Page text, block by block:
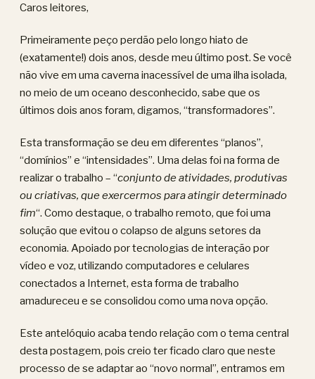
Caros leitores,
Primeiramente peço perdão pelo longo hiato de
(exatamente!) dois anos, desde meu último post. Se você
não vive em uma caverna inacessível de uma ilha isolada,
no meio de um oceano desconhecido, sabe que os
últimos dois anos foram, digamos, “transformadores”.
Esta transformação se deu em diferentes “planos”,
“domínios” e “intensidades”. Uma delas foi na forma de
realizar o trabalho – “conjunto de atividades, produtivas
ou criativas, que exercermos para atingir determinado
fim“. Como destaque, o trabalho remoto, que foi uma
solução que evitou o colapso de alguns setores da
economia. Apoiado por tecnologias de interação por
vídeo e voz, utilizando computadores e celulares
conectados a Internet, esta forma de trabalho
amadureceu e se consolidou como uma nova opção.
Este antelóquio acaba tendo relação com o tema central
desta postagem, pois creio ter ficado claro que neste
processo de se adaptar ao “novo normal”, entramos em